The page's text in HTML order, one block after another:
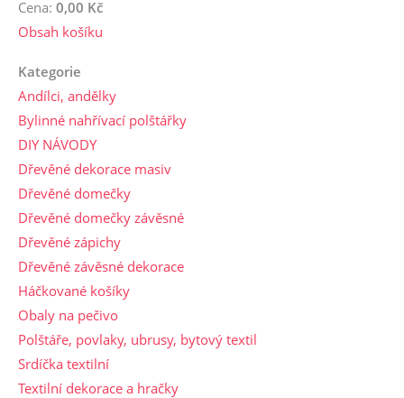
Cena: 0,00 Kč
Obsah košíku
Kategorie
Andílci, andělky
Bylinné nahřívací polštářky
DIY NÁVODY
Dřevěné dekorace masiv
Dřevěné domečky
Dřevěné domečky závěsné
Dřevěné zápichy
Dřevěné závěsné dekorace
Háčkované košíky
Obaly na pečivo
Polštáře, povlaky, ubrusy, bytový textil
Srdíčka textilní
Textilní dekorace a hračky